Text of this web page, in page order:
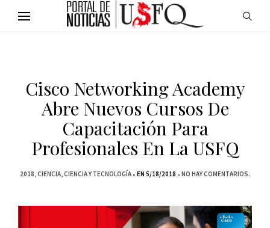
Cisco Networking Academy
Abre Nuevos Cursos De
Capacitación Para
Profesionales En La USFQ
2018 CIENCIA CIENCIA Y TECNOLOGÍA EN 5/18/2018 NO HAY COMENTARIOS.